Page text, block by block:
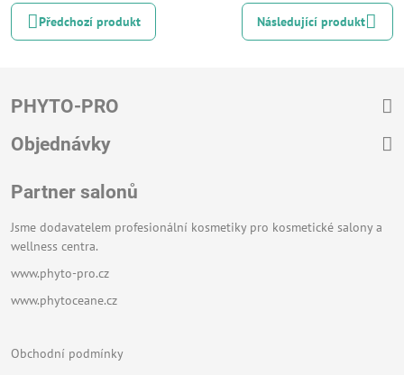
Předchozí produkt Následující produkt
PHYTO-PRO
Objednávky
Partner salonů
Jsme dodavatelem profesionální kosmetiky pro kosmetické salony a
wellness centra.
www.phyto-pro.cz
www.phytoceane.cz
Obchodní podmínky